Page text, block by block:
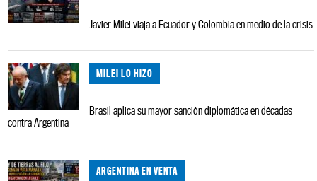
Javier Milei viaja a Ecuador y Colombia en medio de la crisis
MILEI LO HIZO
Brasil aplica su mayor sanción diplomática en décadas
contra Argentina
ARGENTINA EN VENTA